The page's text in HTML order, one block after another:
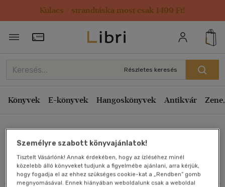
Kulacs / strandtáska most csak 1499 Ft!
Törzsvásárlói Kártya adatai
Részletes keresés
Könyvek E-könyvek Hangoskönyvek Antikvár
Jennifer Breheny Wallace
Művei
Rendezés
Kiadás éve szerint csökkenő
Ár szerint csökkenő
Eladott darabszám szerint csökkenő
Eladott darabszám szerint növekvő
Cím szerint A-Z
Szerző szerint A-Z
Személyre szabott könyvajánlatok!
Tisztelt Vásárlónk! Annak érdekében, hogy az ízléséhez minél
közelebb álló könyveket tudjunk a figyelmébe ajánlani, arra kérjük,
hogy fogadja el az ehhez szükséges cookie-kat a „Rendben” gomb
megnyomásával. Ennek hiányában weboldalunk csak a weboldal